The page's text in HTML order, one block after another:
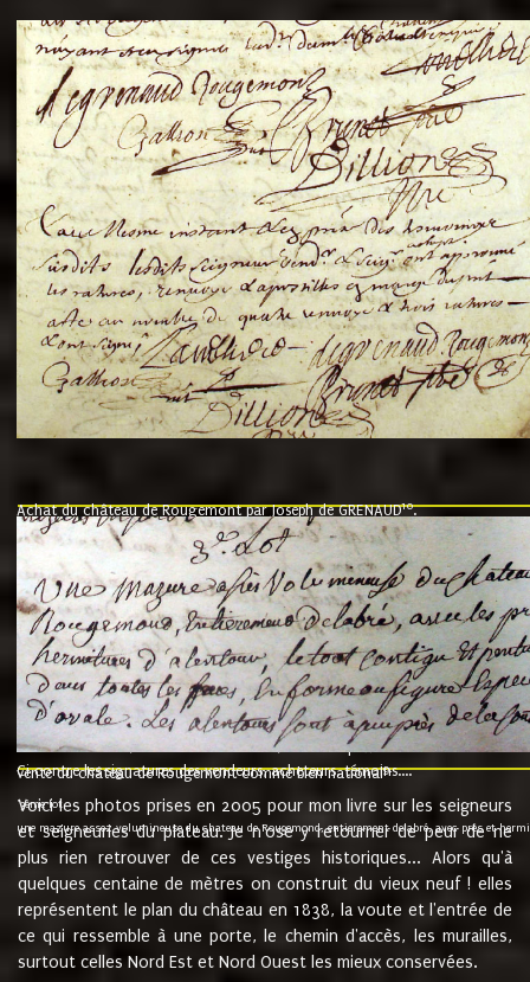
Achat du château de Rougemont par Joseph de GRENAUD10.
"l'an mil six cent soixante treze le ving neuvième jour du mois de
nommé fut présent Messire Claude Guillaume de Moyriat chevalier baron
vend, purement simplement et irrevocablement a monseigneur monsieur
et chavannes conseiller du roy au parlement de Bourgogne, present et
que le dit seigneur Baron de la Vellière a sur ses hommes, indivisables et
de la Velliere tout ainsi et comme le dit seigneur Baron et ses
présent......"
suivent les rentes, donation des terriers, etc... au prix de 880 livre louis
Ci contre les signatures des vendeurs, acheteurs, témoins....
vente du château de Rougemont comme bien national9.
"3ème lot
une mazure assez volumineuse du chateau de Rougemond, entierement delabré, avec près et
Voici les photos prises en 2005 pour mon livre sur les seigneurs
et seigneuries du plateau. Je n'ose y retourner de peur de ne
plus rien retrouver de ces vestiges historiques... Alors qu'à
quelques centaine de mètres on construit du vieux neuf ! elles
représentent le plan du château en 1838, la voute et l'entrée de
ce qui ressemble à une porte, le chemin d'accès, les murailles,
surtout celles Nord Est et Nord Ouest les mieux conservées.